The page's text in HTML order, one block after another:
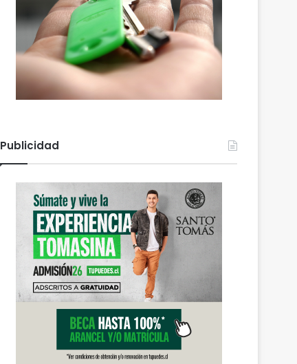
Publicidad